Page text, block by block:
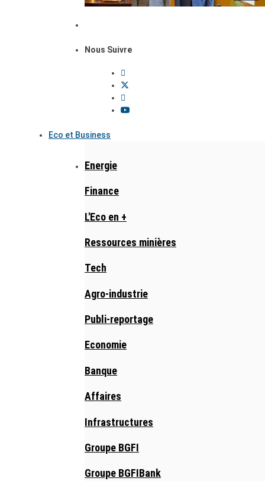
Nous Suivre
Eco et Business
Energie
Finance
L'Eco en +
Ressources minières
Tech
Agro-industrie
Publi-reportage
Economie
Banque
Affaires
Infrastructures
Groupe BGFI
Groupe BGFIBank